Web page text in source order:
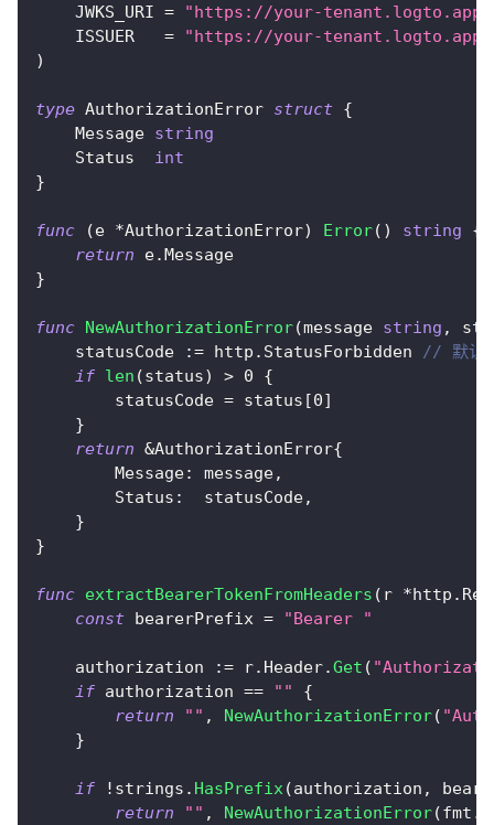
    JWKS_URI
=
"https://your-
    ISSUER
=
"https://your-
)
type AuthorizationError struct {
    Message
string
    Status
int
}
func (e *AuthorizationError) Error( ) string
{
return e.Message
}
func NewAuthorizationError(message string ,
    statusCode
:= http . StatusForbidden
// 默认
if len (status) > 0
{
        statusCode
= status [0]
}
return &AuthorizationError{
        Message
: message,
        Status
:
  statusCode
,
}
}
func extractBearerTokenFromHeaders ( r *http .
const bearerPrefix = "Bearer "
    authorization
:= r. Header.Get (
if authorization == ""
{
return
"" , NewAuthorizationError(
}
if ! strings . HasPrefix (authorization ,
return
"" , NewAuthorizationError(fmt .